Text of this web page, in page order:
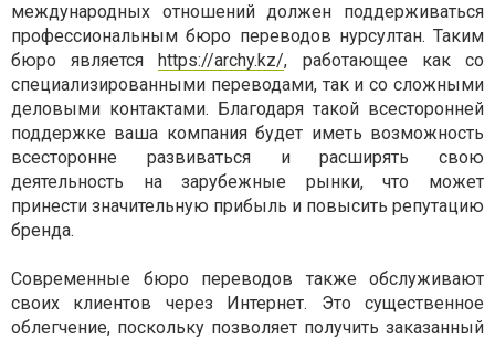
международных отношений должен поддерживаться
профессиональным бюро переводов нурсултан. Таким
бюро являетсяhttps://archy.kz/, работающее как со
специализированными переводами, так и со сложными
деловыми контактами. Благодаря такой всесторонней
поддержке ваша компания будет иметь возможность
всесторонне развиваться и расширять свою
деятельность на зарубежные рынки, что может
принести значительную прибыль и повысить репутацию
бренда.
Современные бюро переводов также обслуживают
своих клиентов через Интернет. Это существенное
облегчение, поскольку позволяет получить заказанный